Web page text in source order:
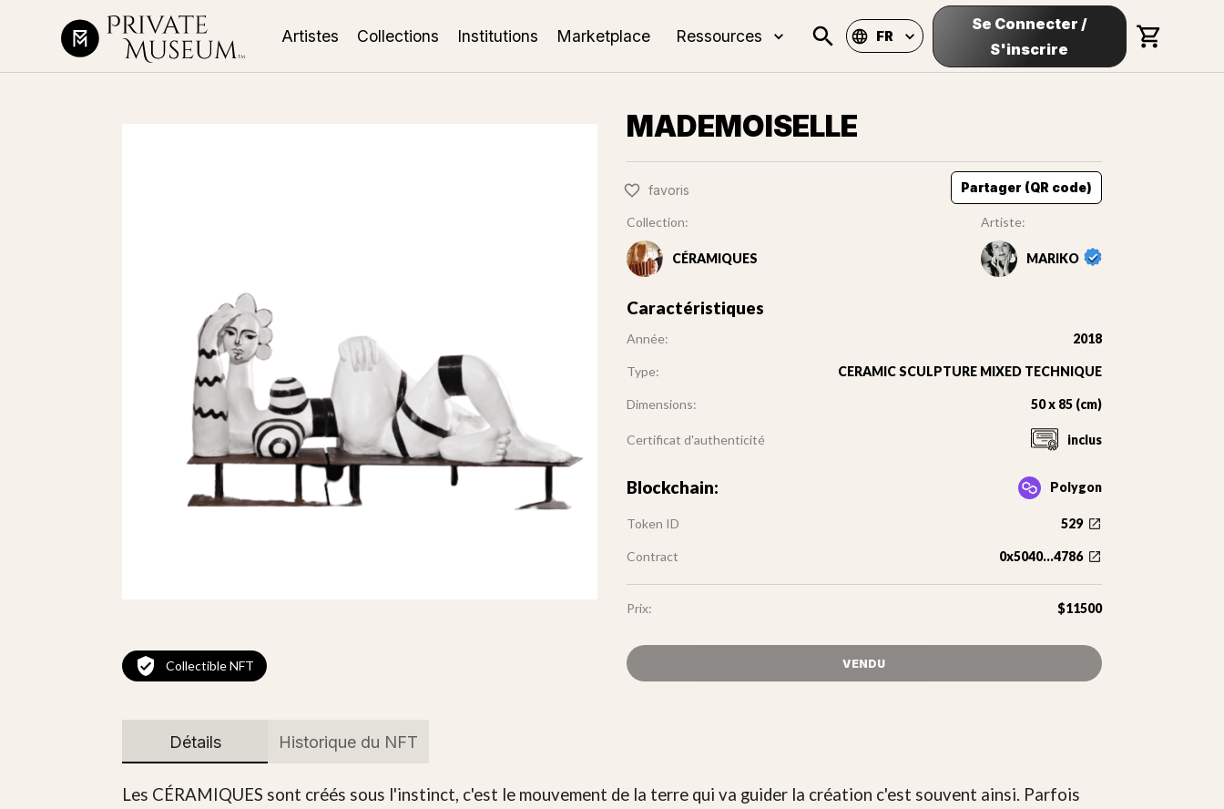
Artistes Collections Institutions Marketplace Ressources FR
Se Connecter /
S'inscrire
Collectible NFT
MADEMOISELLE
favoris Partager (QR code)
Collection:
CÉRAMIQUES
Artiste:
MARIKO
Caractéristiques
Année: 2018
Type: CERAMIC SCULPTURE MIXED TECHNIQUE
Dimensions: 50 x 85 (cm)
Certificat d'authenticité inclus
Blockchain: Polygon
Token ID 529
Contract 0x5040...4786
Prix: $11500
VENDU
Détails Historique du NFT
Les CÉRAMIQUES sont créés sous l'instinct, c'est le mouvement de la terre qui va guider la création c'est souvent ainsi. Parfois